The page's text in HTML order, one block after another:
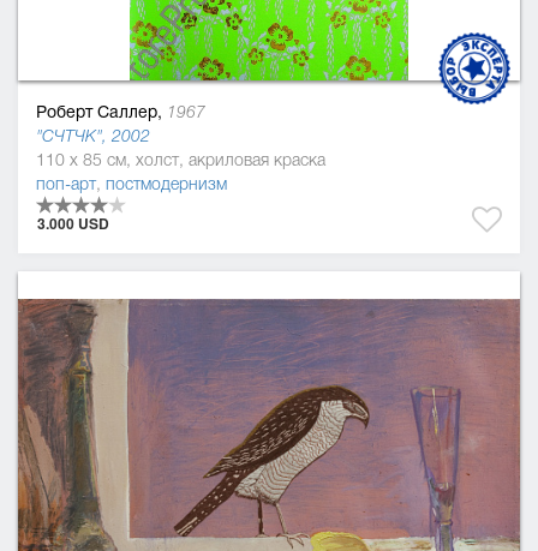
Роберт Саллер, 1967
"СЧТЧК", 2002
110 x 85 см, холст, акриловая краска
поп-арт, постмодернизм
3.000 USD